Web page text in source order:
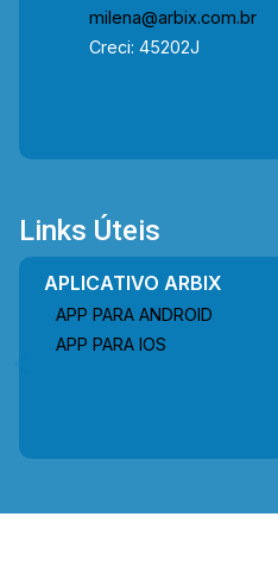
milena@arbix.com.br
Creci: 45202J
Links Úteis
APLICATIVO ARBIX
APP PARA ANDROID
APP PARA IOS